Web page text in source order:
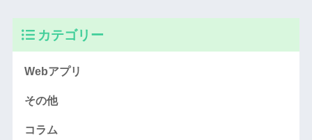
カテゴリー
Webアプリ
その他
コラム